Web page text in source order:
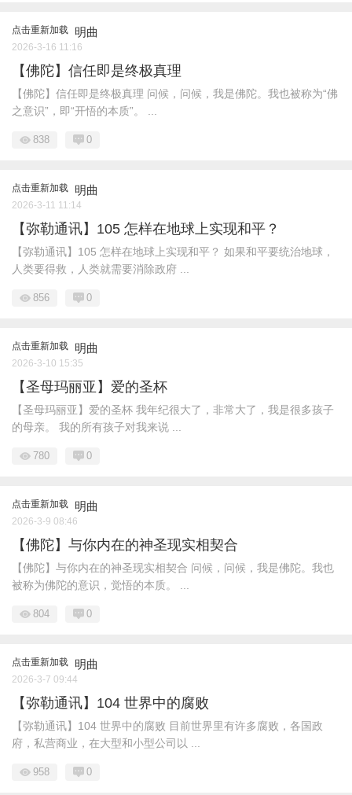
点击重新加载 明曲
2026-3-16 11:16
【佛陀】信任即是终极真理
【佛陀】信任即是终极真理 问候，问候，我是佛陀。我也被称为“佛
之意识”，即“开悟的本质”。 ...
838 0
点击重新加载 明曲
2026-3-11 11:14
【弥勒通讯】105 怎样在地球上实现和平？
【弥勒通讯】105 怎样在地球上实现和平？ 如果和平要统治地球，
人类要得救，人类就需要消除政府 ...
856 0
点击重新加载 明曲
2026-3-10 15:35
【圣母玛丽亚】爱的圣杯
【圣母玛丽亚】爱的圣杯 我年纪很大了，非常大了，我是很多孩子
的母亲。 我的所有孩子对我来说 ...
780 0
点击重新加载 明曲
2026-3-9 08:46
【佛陀】与你内在的神圣现实相契合
【佛陀】与你内在的神圣现实相契合 问候，问候，我是佛陀。我也
被称为佛陀的意识，觉悟的本质。 ...
804 0
点击重新加载 明曲
2026-3-7 09:44
【弥勒通讯】104 世界中的腐败
【弥勒通讯】104 世界中的腐败 目前世界里有许多腐败，各国政
府，私营商业，在大型和小型公司以 ...
958 0